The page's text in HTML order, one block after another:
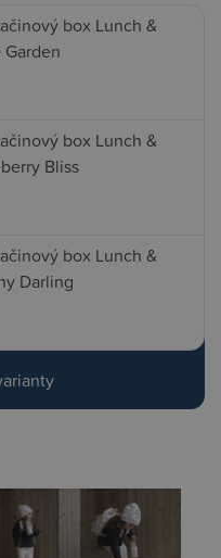
box Lunch &
box Lunch &
Bliss
box Lunch &
Darling